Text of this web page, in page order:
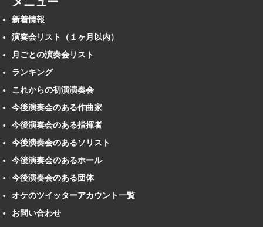
新着情報
演奏会リスト（１ヶ月以内）
月ごとの演奏会リスト
ランキング
これからの初演演奏会
今後演奏会のある作曲家
今後演奏会のある指揮者
今後演奏会のあるソリスト
今後演奏会のあるホール
今後演奏会のある団体
オケのツイッターアカウント一覧
お問い合わせ